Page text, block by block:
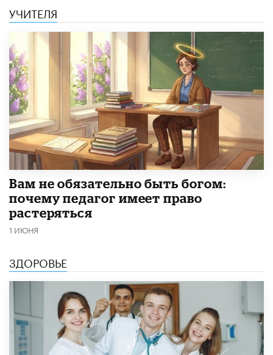
УЧИТЕЛЯ
​Вам не обязательно быть богом:
почему педагог имеет право
растеряться
1 ИЮНЯ
ЗДОРОВЬЕ